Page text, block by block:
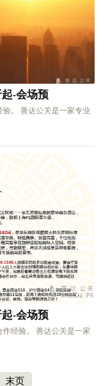
-会场预
。 善达公关是一家专业
起-会场预
经验。 善达公关是一家
末页